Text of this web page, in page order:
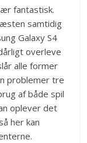
fantastisk.
samtidig
Galaxy S4
overleve
alle former
problemer tre
af både spil
oplever det
her kan